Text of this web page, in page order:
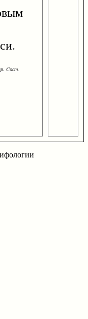
Cост.